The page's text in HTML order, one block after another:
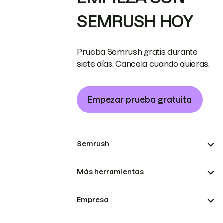
SEMRUSH HOY
Prueba Semrush gratis durante
siete días. Cancela cuando quieras.
Empezar prueba gratuita
Semrush
Más herramientas
Empresa